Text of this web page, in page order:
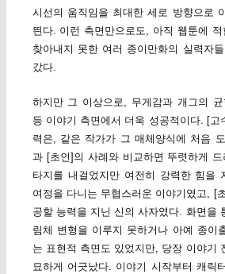
시선의 움직임을 최대한 세로 방향으로
띈다. 이런 측면만으로도, 아직 웹툰에
찾아내지 못한 여러 종이만화의 실력자
갔다.
하지만 그 이상으로, 무게감과 개그의
등 이야기 측면에서 더욱 성공적이다. [고
력은, 같은 작가가 그 매체양식에 처음
과 [초인]의 사례와 비교하면 뚜렷하게
타지를 내걸었지만 여전히 강력한 힘을
여정을 다니는 무협스러운 이야기였고, [
공할 능력을 지닌 신의 사자였다. 화면을
림체 변형을 이루지 못하거나 아예 종이
는 표현적 측면도 있었지만, 당장 이야기
묘하게 어긋났다. 이야기 시작부터 캐릭